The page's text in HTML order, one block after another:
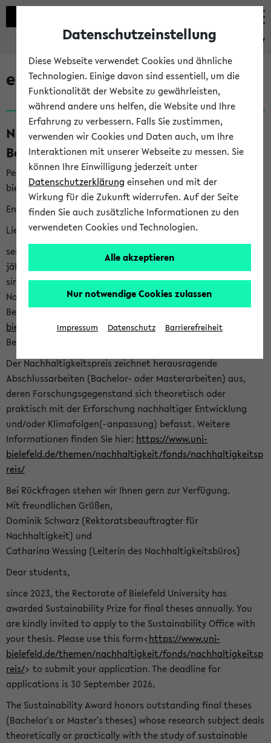
eKVV
eKVV News
Nachhaltigkeitspreis 2026:
Bewerbungsphase gestartet (06.08.26)
Per E-Mail eingestellt von nachhaltigkeitsbuero@uni-
bielefeld.de an den Verteiler 'Alle Studierenden':
English version below
Liebe Studierende,
seit 2023 verleiht das Rektorat der Universität Bielefeld
jährlich den Nachhaltigkeitspreis für Abschlussarbeiten. Sie
sind herzlich eingeladen sich mit Ihrer Abschlussarbeit beim
Nachhaltigkeitsbüro zu bewerben. Bitte nutzen Sie für Ihre
Bewerbung dieses Formular<https://formulare.uni-
bielefeld.de/frontend-server/form/provide/913/>. Die
Bewerbungsfrist endet am 30.09.2026.
Der Nachhaltigkeitspreis zeichnet herausragende
Abschlussarbeiten (Bachelor- oder Masterarbeiten) aus,
deren Forschungsgegenstand sich theoretisch oder
praktisch mit der Erforschung nachhaltiger Entwicklung
und/oder Klimafolgen(-anpassung) befasst. Weitere
Informationen finden Sie hier: https://www.uni-
bielefeld.de/themen/nachhaltigkeit/fonds/nachhaltigkeitsp
reis/
Bei Rückfragen stehen wir Ihnen gern zur Verfügung.
Mit freundlichen Grüßen,
Dominik Schwarz (Rektoratsbeauftragter für
Nachhaltigkeit) und
Catharina Wessing (Leiterin des Nachhaltigkeitsbüros)
Dear students,
since 2023, the Rectorate of Bielefeld University has
awarded Sustainability Prize for final theses annually. You
are kindly invited to apply to the Sustainability Office with
your thesis. Please use this form<https://www.uni-
bielefeld.de/themen/nachhaltigkeit/fonds/nachhaltigkeitsp
reis/> to submit your application. The deadline for
applications is 30 September 2026.
The Sustainability Award honors outstanding final theses
(Bachelor's or Master's theses) whose research subject deals
theoretically or practically with the study of sustainable
Datenschutzeinstellung
Diese Webseite verwendet Cookies und ähnliche
Technologien. Einige davon sind essentiell, um die
Funktionalität der Website zu gewährleisten,
während andere uns helfen, die Website und Ihre
Erfahrung zu verbessern. Falls Sie zustimmen,
verwenden wir Cookies und Daten auch, um Ihre
Interaktionen mit unserer Webseite zu messen. Sie
können Ihre Einwilligung jederzeit unter
Datenschutzerklärung einsehen und mit der
Wirkung für die Zukunft widerrufen. Auf der Seite
finden Sie auch zusätzliche Informationen zu den
verwendeten Cookies und Technologien.
Alle akzeptieren
Nur notwendige Cookies zulassen
Impressum Datenschutz Barrierefreiheit